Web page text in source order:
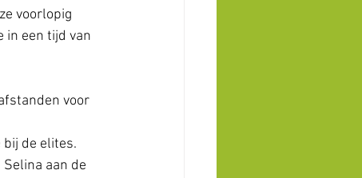
voorlopig
in een tijd van
voor
bij de elites.
aan de